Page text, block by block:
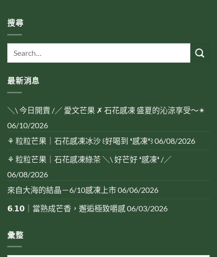
搜尋
最新消息
＼\ 今日開賣 /／ 愛文芒果 ✗ 石花感凍 盛夏的沁涼享受～✴︎
06/10/2026
⚘ 粒粒芒果｜石花感凍冰沙 ꒰好喝到 ❛感凍❛꒱ 06/08/2026
⚘ 粒粒芒果｜石花感凍綠茶 ＼\ 好芒好 ❛感凍❛ /／
06/08/2026
來自大海的結晶－6/10感凍上市06/06/2026
𝟲.𝟭𝟬｜當熟成芒香，邂逅極致嚼感06/03/2026
彙整